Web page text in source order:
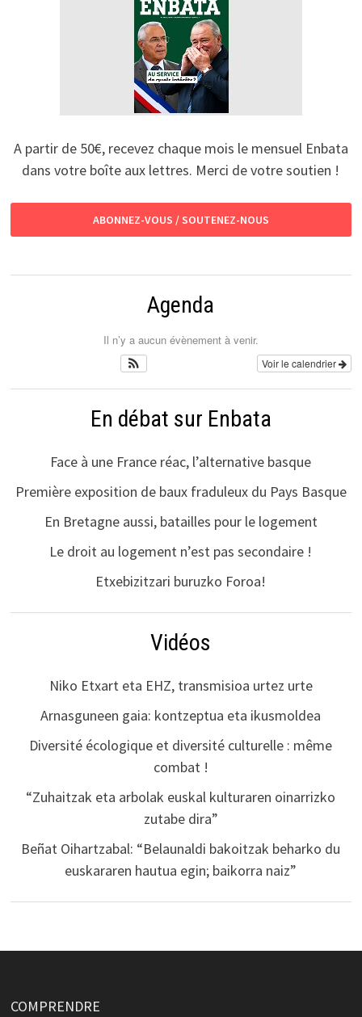
A partir de 50€, recevez chaque mois le mensuel Enbata
dans votre boîte aux lettres. Merci de votre soutien !
ABONNEZ-VOUS / SOUTENEZ-NOUS
Agenda
Il n’y a aucun évènement à venir.
Voir le calendrier
En débat sur Enbata
Face à une France réac, l’alternative basque
Première exposition de baux fraduleux du Pays Basque
En Bretagne aussi, batailles pour le logement
Le droit au logement n’est pas secondaire !
Etxebizitzari buruzko Foroa!
Vidéos
Niko Etxart eta EHZ, transmisioa urtez urte
Arnasguneen gaia: kontzeptua eta ikusmoldea
Diversité écologique et diversité culturelle : même
combat !
“Zuhaitzak eta arbolak euskal kulturaren oinarrizko
zutabe dira”
Beñat Oihartzabal: “Belaunaldi bakoitzak beharko du
euskararen hautua egin; baikorra naiz”
COMPRENDRE